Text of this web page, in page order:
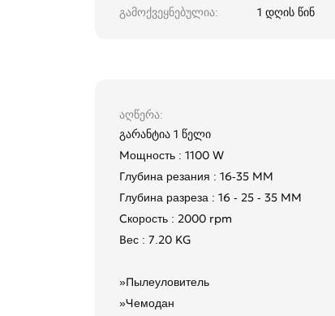
გამოქვეყნებულია
1 დღის წინ
აღწერა
გარანტია 1 წელი
Мощность : 1100 W
Глубина резания : 16-35 MM
Глубина разреза : 16 - 25 - 35 MM
Скорость : 2000 rpm
Вес : 7.20 KG
»Пылеуловитель
»Чемодан